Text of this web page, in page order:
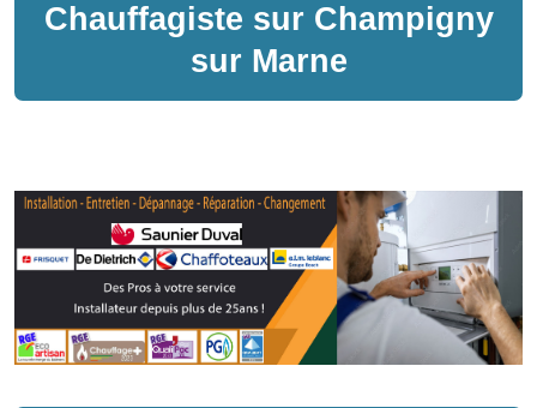
Chauffagiste sur Champigny
sur Marne